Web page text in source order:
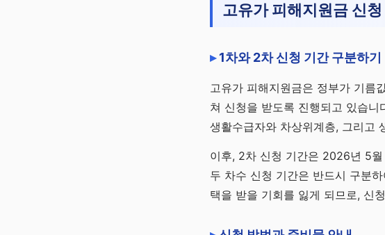
고유가 피해지원금 신
1차와 2차 신청 기간 구분하기
고유가 피해지원금은 정부가 기름
쳐 신청을 받도록 진행되고 있습
생활수급자와 차상위계층, 그리고
이후, 2차 신청 기간은 2026년 5
두 차수 신청 기간은 반드시 구분
택을 받을 기회를 잃게 되므로, 신